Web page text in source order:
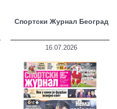
Спортски Журнал Београд
16.07.2026